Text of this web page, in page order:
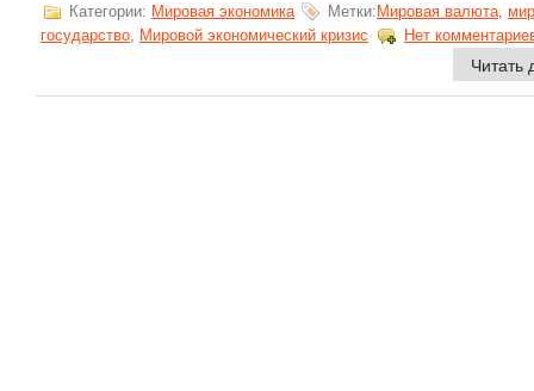
Категории: Мировая экономика Метки:Мировая валюта
государство, Мировой экономический кризис Нет
Читать